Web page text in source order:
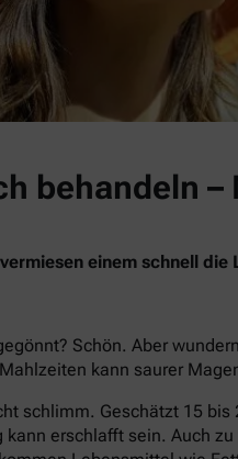
behandeln
einem schnell
Schön. Aber
kann saurer
schlimm. Geschätzt 15
erschlafft sein. Auch